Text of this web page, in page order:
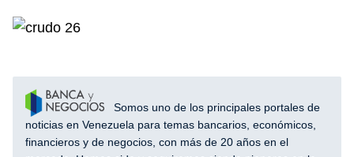
Somos uno de los principales portales de
noticias en Venezuela para temas bancarios, económicos,
financieros y de negocios, con más de 20 años en el